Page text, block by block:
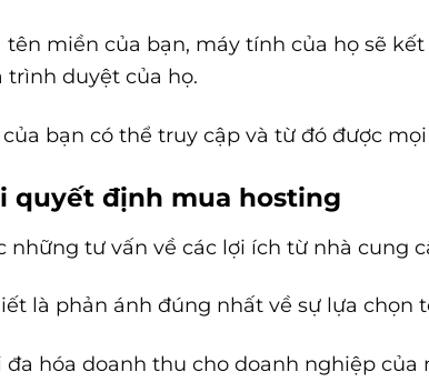
miền của bạn, máy tính của họ sẽ
duyệt của họ.
bạn có thể truy cập và từ đó được
quyết định mua hosting
những tư vấn về các lợi ích từ nhà cung
là phản ánh đúng nhất về sự lựa chọn
hóa doanh thu cho doanh nghiệp của